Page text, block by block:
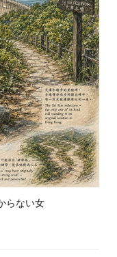
らない女